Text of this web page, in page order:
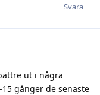
Svara
ut i några
gånger de senaste